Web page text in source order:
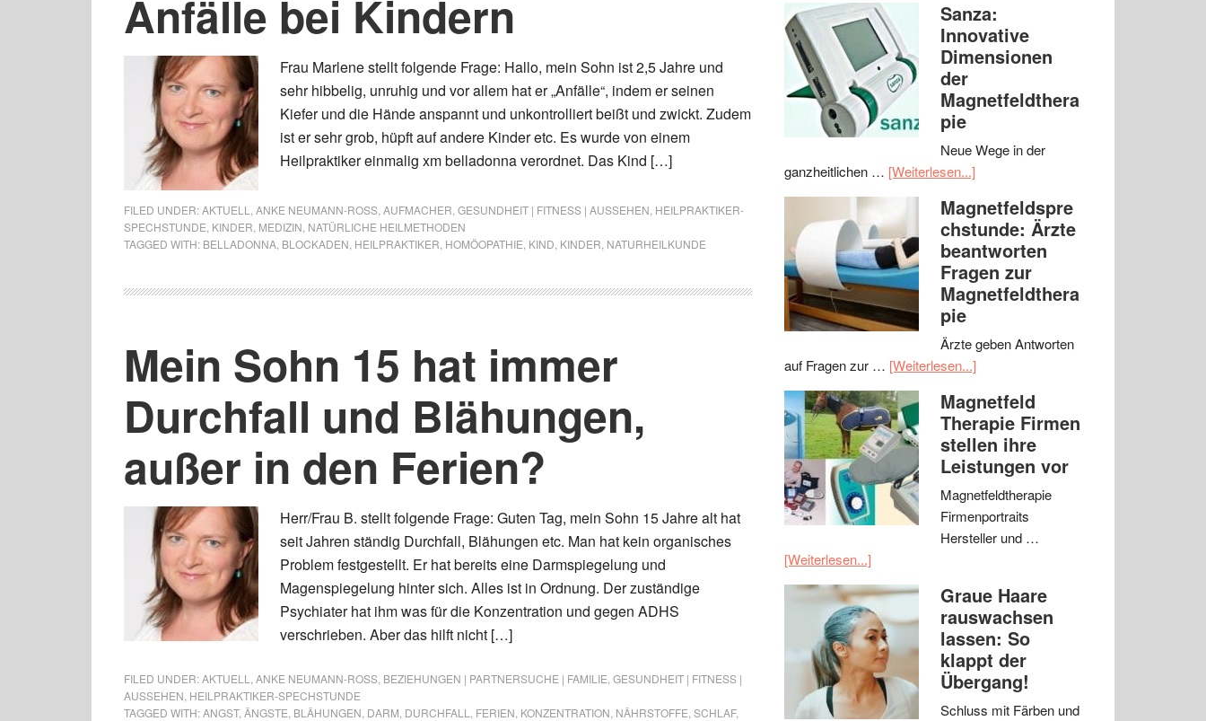
Anfälle bei Kindern
Frau Marlene stellt folgende Frage: Hallo, mein Sohn ist 2,5 Jahre und
sehr hibbelig, unruhig und vor allem hat er „Anfälle“, indem er seinen
Kiefer und die Hände anspannt und unkontrolliert beißt und zwickt. Zudem
ist er sehr grob, hüpft auf andere Kinder etc. Es wurde von einem
Heilpraktiker einmalig xm belladonna verordnet. Das Kind […]
FILED UNDER:AKTUELL ANKE NEUMANN-ROSS AUFMACHER GESUNDHEIT | FITNESS | AUSSEHEN HEILPRAKTIKER-
SPECHSTUNDE KINDER MEDIZIN NATÜRLICHE HEILMETHODEN
TAGGED WITH: BELLADONNA BLOCKADEN HEILPRAKTIKER HOMÖOPATHIE KIND KINDER NATURHEILKUNDE
Mein Sohn 15 hat immer
Durchfall und Blähungen,
außer in den Ferien?
Herr/Frau B. stellt folgende Frage: Guten Tag, mein Sohn 15 Jahre alt hat
seit Jahren ständig Durchfall, Blähungen etc. Man hat kein organisches
Problem festgestellt. Er hat bereits eine Darmspiegelung und
Magenspiegelung hinter sich. Alles ist in Ordnung. Der zuständige
Psychiater hat ihm was für die Konzentration und gegen ADHS
verschrieben. Aber das hilft nicht […]
FILED UNDER:AKTUELL ANKE NEUMANN-ROSS BEZIEHUNGEN | PARTNERSUCHE | FAMILIE GESUNDHEIT | FITNESS |
AUSSEHEN HEILPRAKTIKER-SPECHSTUNDE
TAGGED WITH:ANGST, ÄNGSTE BLÄHUNGEN DARM DURCHFALL FERIEN KONZENTRATION NÄHRSTOFFE SCHLAF,
Sanza:
Innovative
Dimensionen
der
Magnetfeldthera
pie
Neue Wege in der
ganzheitlichen … [Weiterlesen...]
Magnetfeldspre
chstunde: Ärzte
beantworten
Fragen zur
Magnetfeldthera
pie
Ärzte geben Antworten
auf Fragen zur … [Weiterlesen...]
Magnetfeld
Therapie Firmen
stellen ihre
Leistungen vor
Magnetfeldtherapie
Firmenportraits
Hersteller und …
[Weiterlesen...]
Graue Haare
rauswachsen
lassen: So
klappt der
Übergang!
Schluss mit Färben und